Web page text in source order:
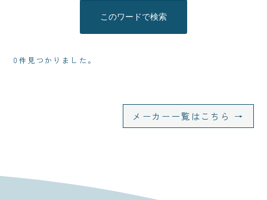
0件見つかりました。
メーカー一覧はこちら →